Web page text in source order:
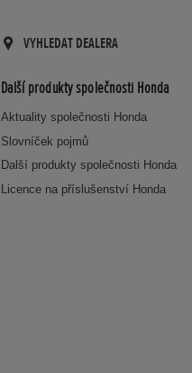
VYHLEDAT DEALERA
Další produkty společnosti Honda
Aktuality společnosti Honda
Slovníček pojmů
Další produkty společnosti Honda
Licence na příslušenství Honda